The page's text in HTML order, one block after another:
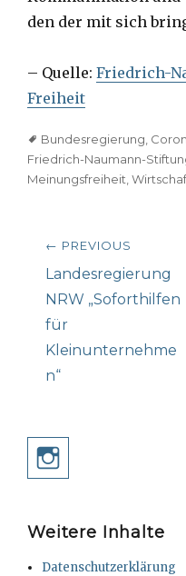
den der mit sich
– Quelle: Friedrich-
Freiheit
TagsBundesregierung,
Friedrich-Naumann-
Meinungsfreiheit,
← PREVIOUS
Previous
post:
Landesregierung
NRW „Soforthilfen
für
Kleinunternehme
n“
Weitere Inhalte
Datenschutzerklärung